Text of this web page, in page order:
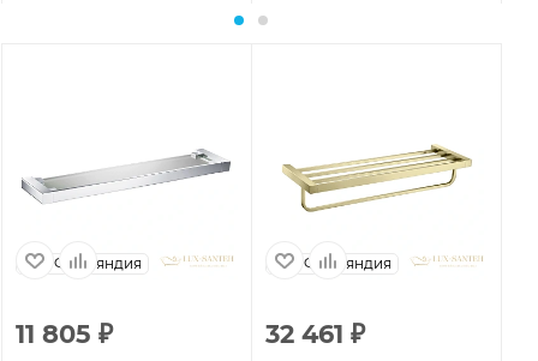
Финляндия
11 805 ₽
Финляндия
32 461 ₽